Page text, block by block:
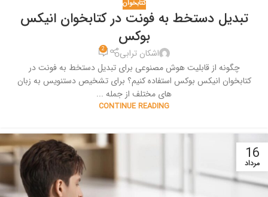
کتابخوان
تبدیل دستخط به فونت در کتابخوان انیکس
بوکس
اشکان ترابی 2
چگونه از قابلیت هوش مصنوعی برای تبدیل دستخط به فونت در
کتابخوان انیکس بوکس استفاده کنیم؟ برای تشخیص دستنویس به زبان
های مختلف از جمله ...
CONTINUE READING
16
مرداد